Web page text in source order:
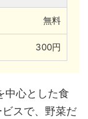
無料
300円
中心とした食
スで、野菜だ